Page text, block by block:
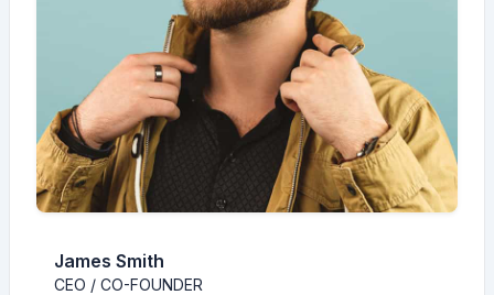
James Smith
CEO / CO-FOUNDER